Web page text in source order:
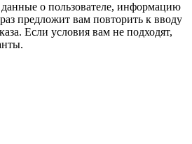
о пользователе, информацию
предложит вам повторить к вводу
Если условия вам не подходят,